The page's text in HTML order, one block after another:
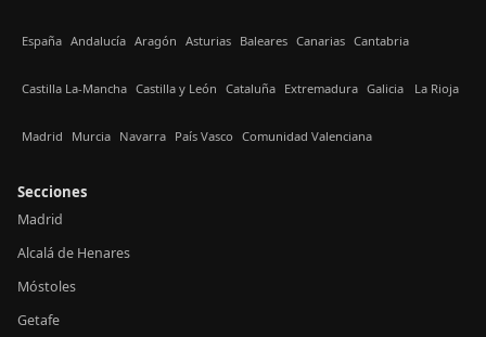
España Andalucía Aragón Asturias Baleares Canarias Cantabria
Castilla La-Mancha Castilla y León Cataluña Extremadura Galicia La Rioja
Madrid Murcia Navarra País Vasco Comunidad Valenciana
Secciones
Madrid
Alcalá de Henares
Móstoles
Getafe